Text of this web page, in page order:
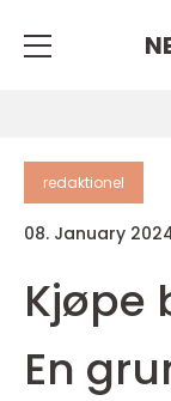
redaktionel
08. January
Kjøpe
En